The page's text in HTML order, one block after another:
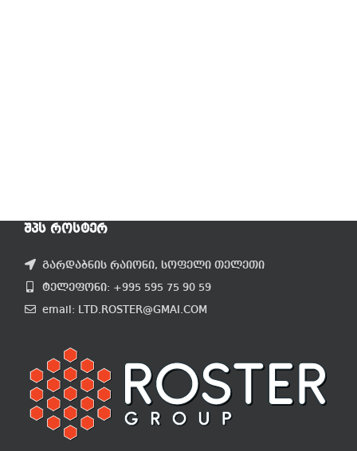
ᲨᲞᲡ ᲠᲝᲡᲢᲔᲠ
გარდაბნის რაიონი, სოფელი თელეთი
ტელეფონი: +995 595 75 90 59
email: LTD.ROSTER@GMAI.COM